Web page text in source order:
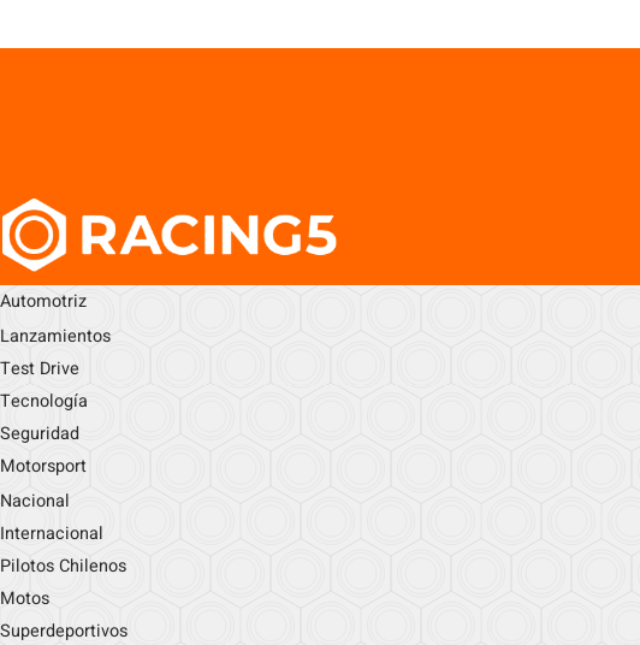
Automotriz
Lanzamientos
Test Drive
Tecnología
Seguridad
Motorsport
Nacional
Internacional
Pilotos Chilenos
Motos
Superdeportivos